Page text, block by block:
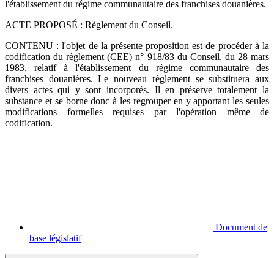
l'établissement du régime communautaire des franchises douanières.
ACTE PROPOSÉ : Règlement du Conseil.
CONTENU : l'objet de la présente proposition est de procéder à la
codification du règlement (CEE) n° 918/83 du Conseil, du 28 mars
1983, relatif à l'établissement du régime communautaire des
franchises douanières. Le nouveau règlement se substituera aux
divers actes qui y sont incorporés. Il en préserve totalement la
substance et se borne donc à les regrouper en y apportant les seules
modifications formelles requises par l'opération même de
codification.
Document de
base législatif